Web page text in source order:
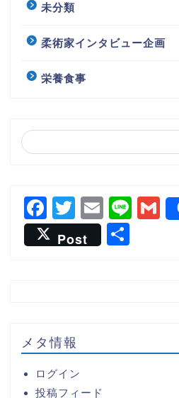
未分類
柔術家インタビュー企画
栄養食事
F
a
c
o
k
T
wi
tt
E
m
ai
Li G
Post
メタ情報
ログイン
投稿フィード